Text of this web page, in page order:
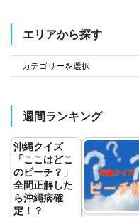
エリアから探す
週間ランキング
沖縄クイズ
「ここはどこ
のビーチ？」
全問正解した
ら沖縄病確
定！？